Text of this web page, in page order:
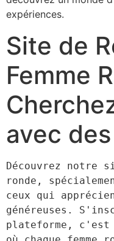
expériences.
Site de
Femme
avec
Découvrez notre
ronde,
ceux qui
généreuses.
plateforme, c'est